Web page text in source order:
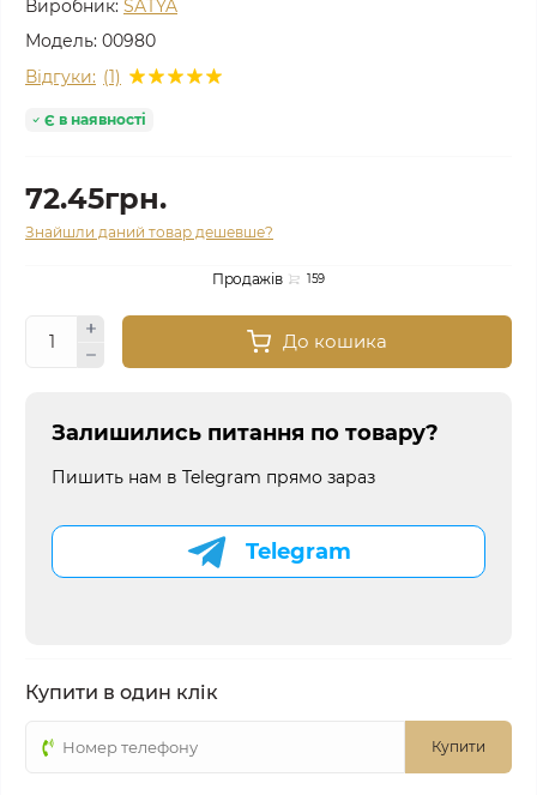
Виробник: SATYA
Модель: 00980
Відгуки: (1)
Є в наявності
72.45грн.
Знайшли даний товар дешевше?
Продажів 159
До кошика
Залишились питання по товару?
Пишить нам в Telegram прямо зараз
Telegram
Купити в один клік
Купити